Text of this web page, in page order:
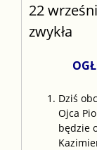
22
zwykła
Dziś
Ojca
będzie